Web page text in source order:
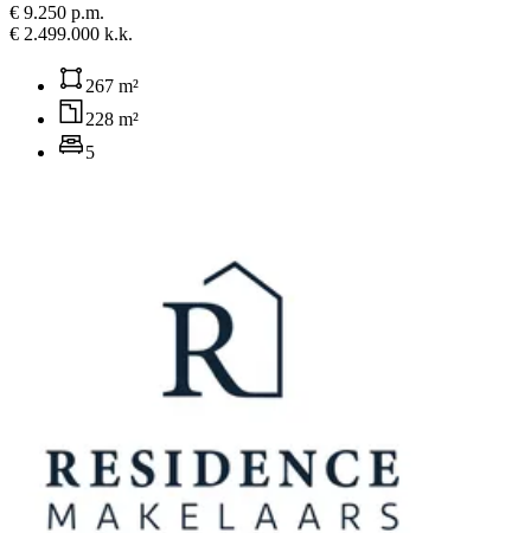
€ 9.250 p.m.
€ 2.499.000 k.k.
267 m²
228 m²
5